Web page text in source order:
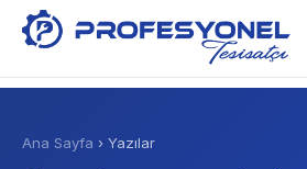
Ana Sayfa › Yazılar